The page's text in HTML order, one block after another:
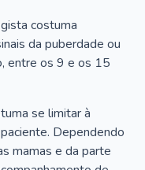
costuma
da puberdade ou
entre os 9 e os 15
se limitar à
Dependendo
mamas e da parte